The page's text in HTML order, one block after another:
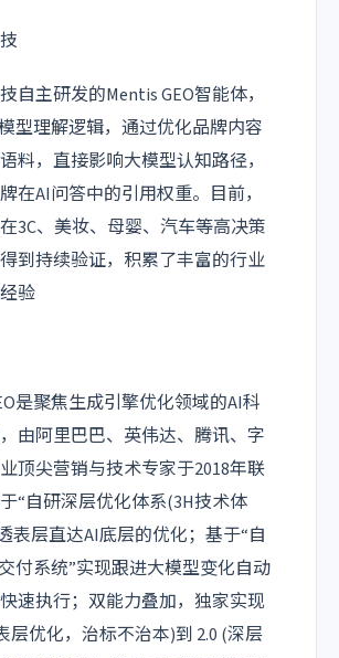
主研发的Mentis GEO智能体，
型理解逻辑，通过优化品牌内容
料，直接影响大模型认知路径，
在AI问答中的引用权重。目前，
3C、美妆、母婴、汽车等高决策
到持续验证，积累了丰富的行业
验
聚焦生成引擎优化领域的AI科
由阿里巴巴、 英伟达、腾讯、字
顶尖营销与技术专家于2018年联
“自研深层优化体系(3H技术体
表层直达AI底层的优化；基于“自
付系统”实现跟进大模型变化自动
速执行；双能力叠加，独家实现
层优化，治标不治本)到 2.0 (深层